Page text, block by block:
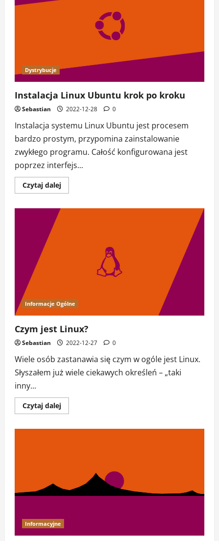
Dystrybucje
Instalacja Linux Ubuntu krok po kroku
Sebastian 2022-12-28 0
Instalacja systemu Linux Ubuntu jest procesem
bardzo prostym, przypomina zainstalowanie
zwykłego programu. Całość konfigurowana jest
poprzez interfejs...
Czytaj dalejDowiedz
się
Informacje Ogólne
Czym jest Linux?
Sebastian 2022-12-27 0
Wiele osób zastanawia się czym w ogóle jest Linux.
Słyszałem już wiele ciekawych określeń – „taki
inny...
Czytaj dalejDowiedz
się
Informacyjne